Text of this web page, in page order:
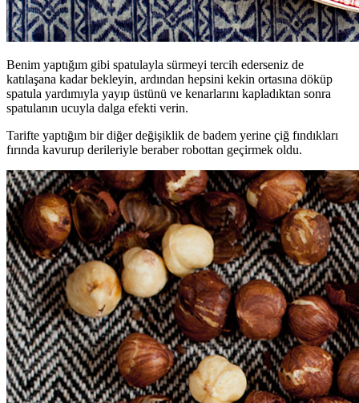
Benim yaptığım gibi spatulayla sürmeyi tercih ederseniz de
katılaşana kadar bekleyin, ardından hepsini kekin ortasına döküp
spatula yardımıyla yayıp üstünü ve kenarlarını kapladıktan sonra
spatulanın ucuyla dalga efekti verin.
Tarifte yaptığım bir diğer değişiklik de badem yerine çiğ fındıkları
fırında kavurup derileriyle beraber robottan geçirmek oldu.